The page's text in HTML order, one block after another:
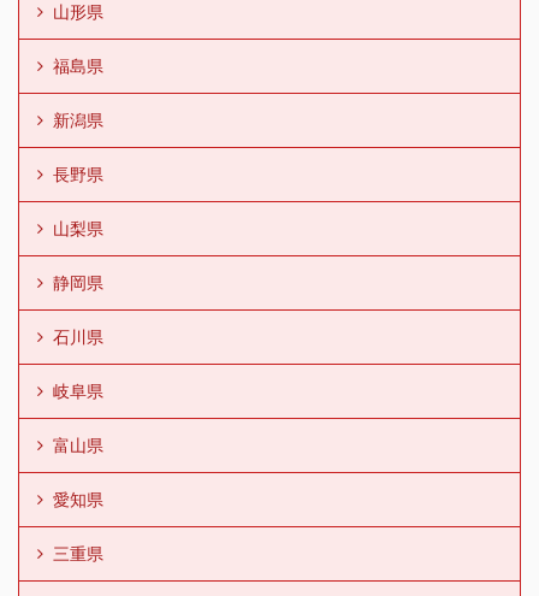
山形県
福島県
新潟県
長野県
山梨県
静岡県
石川県
岐阜県
富山県
愛知県
三重県